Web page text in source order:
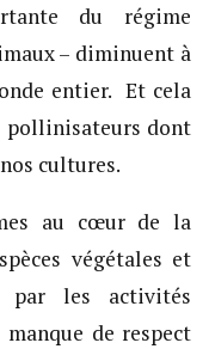
du régime
– diminuent à
entier. Et cela
pollinisateurs dont
cultures.
au cœur de la
végétales et
par les activités
de respect